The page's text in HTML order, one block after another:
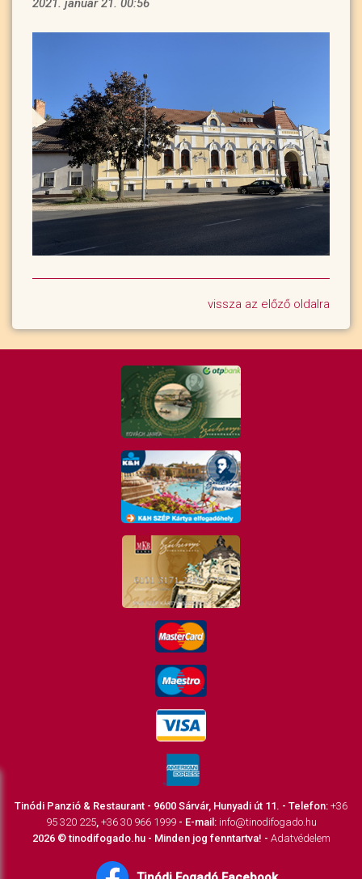
2021. január 21. 00:56
vissza az előző oldalra
Tinódi Panzió & Restaurant - 9600 Sárvár, Hunyadi út 11. - Telefon: +36
95 320 225, +36 30 966 1999- E-mail: info@tinodifogado.hu
2026 © tinodifogado.hu - Minden jog fenntartva! - Adatvédelem